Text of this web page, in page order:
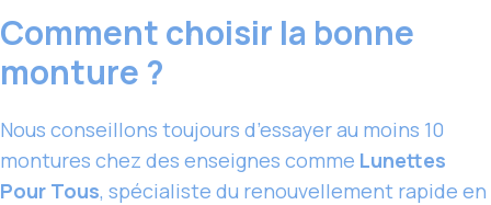
Comment choisir la bonne
monture ?
Nous conseillons toujours d’essayer au moins 10
montures chez des enseignes comme Lunettes
Pour Tous, spécialiste du renouvellement rapide en